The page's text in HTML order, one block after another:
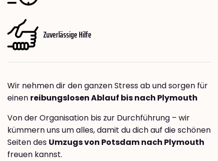
Zuverlässige Hilfe
Wir nehmen dir den ganzen Stress ab und sorgen für
einen reibungslosen Ablauf bis nach Plymouth
Von der Organisation bis zur Durchführung – wir
kümmern uns um alles, damit du dich auf die schönen
Seiten des Umzugs von Potsdam nach Plymouth
freuen kannst.